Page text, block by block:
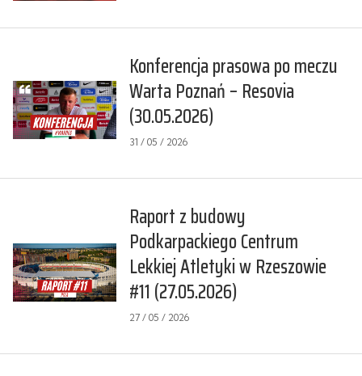
Konferencja prasowa po meczu
Warta Poznań – Resovia
(30.05.2026)
31 / 05 / 2026
Raport z budowy
Podkarpackiego Centrum
Lekkiej Atletyki w Rzeszowie
#11 (27.05.2026)
27 / 05 / 2026